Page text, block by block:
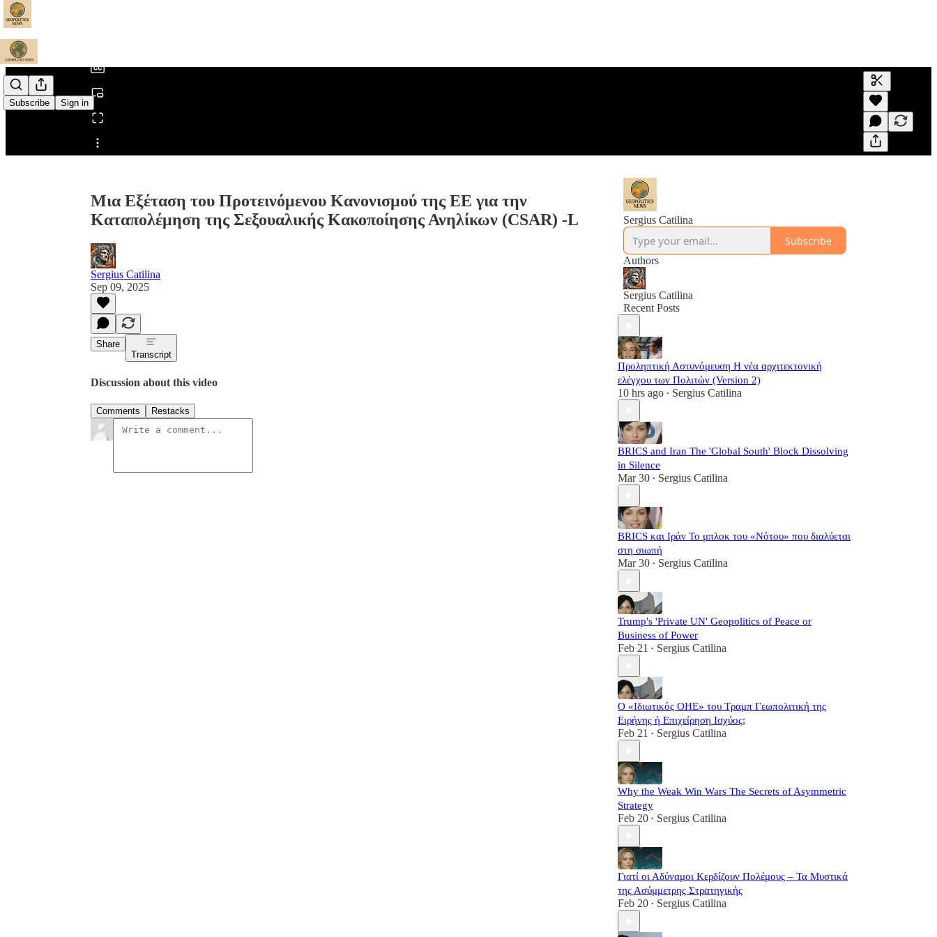
Subscribe Sign in
Share from 0:00
Generate
A transcript
editing.
Μια Εξέταση του Προτεινόμενου Κανονισμού της ΕΕ για την
Καταπολέμηση της Σεξουαλικής Κακοποίησης Ανηλίκων (CSAR) -L
Sergius Catilina
Sep 09, 2025
Share
Transcript
Discussion about this video
Comments Restacks
Sergius Catilina
Subscribe
Authors
Sergius Catilina
Recent Posts
Προληπτική Αστυνόμευση Η νέα αρχιτεκτονική
ελέγχου των Πολιτών (Version 2)
10 hrs ago • Sergius Catilina
BRICS and Iran The 'Global South' Block Dissolving
in Silence
Mar 30 • Sergius Catilina
BRICS και Ιράν Το μπλοκ του «Νότου» που διαλύεται
στη σιωπή
Mar 30 • Sergius Catilina
Trump's 'Private UN' Geopolitics of Peace or
Business of Power
Feb 21 • Sergius Catilina
Ο «Ιδιωτικός ΟΗΕ» του Τραμπ Γεωπολιτική της
Ειρήνης ή Επιχείρηση Ισχύος;
Feb 21 • Sergius Catilina
Why the Weak Win Wars The Secrets of Asymmetric
Strategy
Feb 20 • Sergius Catilina
Γιατί οι Αδύναμοι Κερδίζουν Πολέμους – Τα Μυστικά
της Ασύμμετρης Στρατηγικής
Feb 20 • Sergius Catilina